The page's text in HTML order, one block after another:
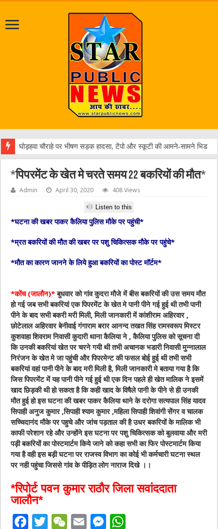
विकसित
*पिपरमेंट के खेत मे चरते समय 22 बकरियों की मौत*
Admin April 30, 2020 408 Views
Listen to this
*घटना की खबर पाकर कैलिया पुलिस मौके पर पहुंची*
*म्रत बकरियों की मौत की खबर पर पशु चिकित्सक मौके पर पहुंचे*
*मौत का कारण जानने के लिये हुआ बकरियों का पोस्ट मॉर्टम*
*कोंच (जालौन)* बुधवार को गांव कुदरा मौजे में बीस बकरियों की उस समय मौत
हो गई जब सभी बकरियां एक पिपरमेंट के खेत मे पानी पीने गई हुई थी तभी पानी
पीने के बाद सभी बकरी मरी मिली, मिली जानकारी में कांशीराम अहिरवार ,
छोटेलाल अहिरवार बेनीवाई गंगाराम बरार आनन्द तखत सिंह रामस्वरूप मिस्टर
कुशवाहा शिवराम निवासी कुदारी थाना कैलिया ने , कैलिया पुलिस को सूचना दी
कि उनकी बकरियां खेत पर चरने गयी थी तभी अचानक भडारी निवासी मुन्नालाल
निरंजन के खेत मे जा पहुंची और पिपरमेन्ट की फसल बोई हुई थी तभी सभी
बकरियां वहां पानी पीने के बाद मरी मिली है, मिली जानकारी मे बताया गया है कि
जिस पिपरमेंट में यह पानी पीने गई हुई थी एक दिन पहले ही खेत मालिक ने इसमें
खाद छिड़की थी हो सकता है कि कही खाद के विषैले पानी के पीने से ही उनकी
मौत हुई हो इस घटना की खबर पाकर कैलिया थाने के दरोगा सत्यपाल सिंह यादव
सिपाही अनुज कुमार ,सिपाही श्याम कुमार ,महिला सिपाही शिवांगी सेंगर व चालक
सच्चिदानंद मौके पर पहुचे और जांच पड़ताल की है उधर बकरियों के मालिक भी
काफी परेशान रहे और उन्होंने इस घटना पर पशु चिकित्सक को बुलवाया और मरी
पड़ी बकरियों का पोस्टमार्टम किये जाने को कहा सभी का फिर पोस्टमार्टम किया
गया है वही इस बड़ी घटना पर राजस्व विभाग का कोई भी कर्मचारी घटना स्थल
पर नही पहुंचा जिससे गांव के पीड़ित लोग नाराज दिखे ।।
*रिपोर्ट पवन कुमार राठौर जिला सवांददाता
जालौन*
F
T
W E
M